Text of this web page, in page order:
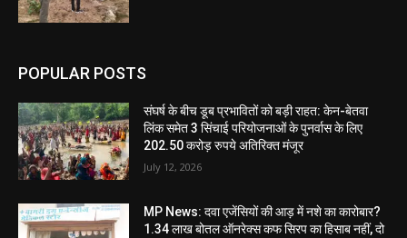
POPULAR POSTS
संघर्ष के बीच डूब प्रभावितों को बड़ी राहत: केन-बेतवा
लिंक समेत 3 सिंचाई परियोजनाओं के पुनर्वास के लिए
202.50 करोड़ रुपये अतिरिक्त मंजूर
July 12, 2026
MP News: दवा एजेंसियों की आड़ में नशे का कारोबार?
1.34 लाख बोतल ऑनरेक्स कफ सिरप का हिसाब नहीं, दो